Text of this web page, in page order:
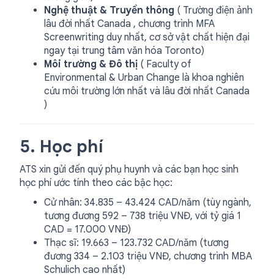
Nghệ thuật & Truyền thông ( Trường điện ảnh
lâu đời nhất Canada , chương trình MFA
Screenwriting duy nhất, cơ sở vật chất hiện đại
ngay tại trung tâm văn hóa Toronto)
Môi trường & Đô thị ( Faculty of
Environmental & Urban Change là khoa nghiên
cứu môi trường lớn nhất và lâu đời nhất Canada
)
5. Học phí
ATS xin gửi đến quý phụ huynh và các bạn học sinh
học phí ước tính theo các bậc học:
Cử nhân: 34.835 – 43.424 CAD/năm (tùy ngành,
tương đương 592 – 738 triệu VNĐ, với tỷ giá 1
CAD = 17.000 VNĐ)
Thạc sĩ: 19.663 – 123.732 CAD/năm (tương
đương 334 – 2.103 triệu VNĐ, chương trình MBA
Schulich cao nhất)